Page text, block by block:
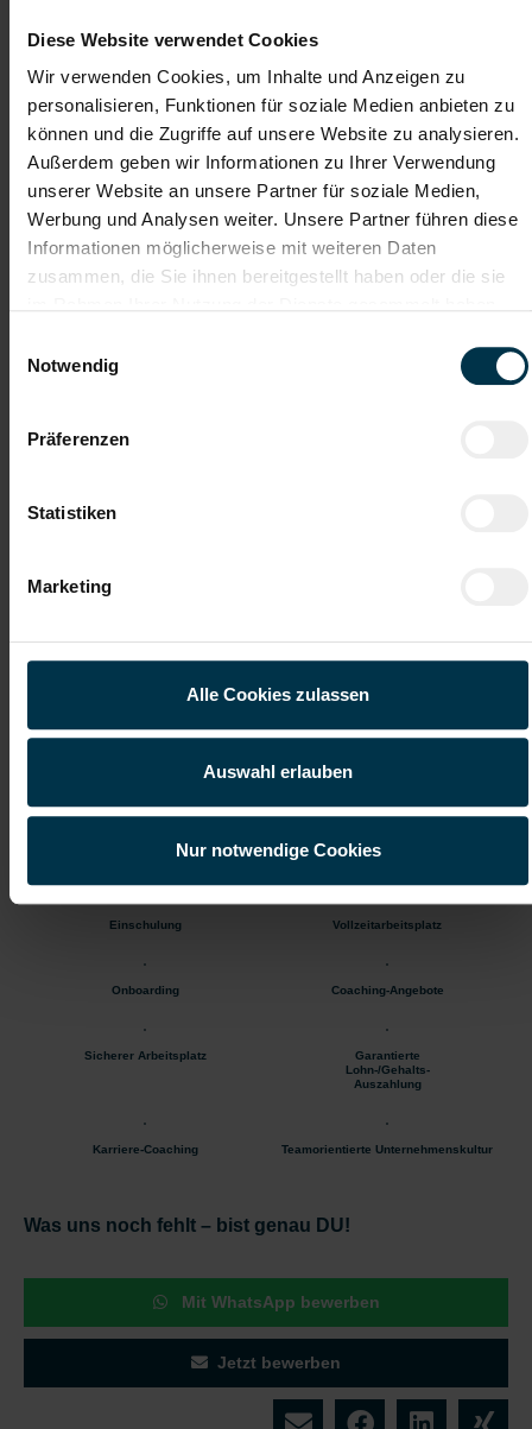
Diese Website verwendet Cookies
Wir verwenden Cookies, um Inhalte und Anzeigen zu
personalisieren, Funktionen für soziale Medien anbieten zu
können und die Zugriffe auf unsere Website zu analysieren.
Außerdem geben wir Informationen zu Ihrer Verwendung
unserer Website an unsere Partner für soziale Medien,
Werbung und Analysen weiter. Unsere Partner führen diese
Informationen möglicherweise mit weiteren Daten
zusammen, die Sie ihnen bereitgestellt haben oder die sie
Notwendig
Präferenzen
Statistiken
Marketing
Alle Cookies zulassen
Auswahl erlauben
Nur notwendige Cookies
Jetzt bewerben
Lackiertechniker:in (m/w/d)
Vollzeit
Industrie / handwerkliches Gewerbe
Lackieren von Klein- und Großbaugruppen nach Lackierplan
Selbstkontrolle zur Sicherstellung der geforderten Qualität
Bestückung und Räumung der Lackieranlage
Gratis Parkplatz
Kantine/
Betriebsrestaurant
Einschulung Vollzeitarbeitsplatz
Onboarding Coaching-Angebote
Sicherer Arbeitsplatz
Garantierte
Lohn-/Gehalts-
Auszahlung
Karriere-Coaching Teamorientierte Unternehmenskultur
Was uns noch fehlt – bist genau DU!
Mit WhatsApp bewerben
Jetzt bewerben